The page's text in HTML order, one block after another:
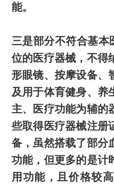
能。
三是部分不符合基本
位的医疗器械 ，不
形眼镜、按摩设备、
及用于体育健身、养
主、医疗功能为辅的
些取得医疗器械注册
备，虽然搭载了部分
功能，但更多的是计
用功能，且价格较